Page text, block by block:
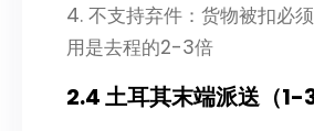
4. 不支持弃件：货物被扣必
用是去程的2-3倍
2.4 土耳其末端派送（1-3